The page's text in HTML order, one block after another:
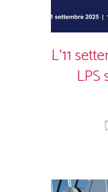
L’11
LPS